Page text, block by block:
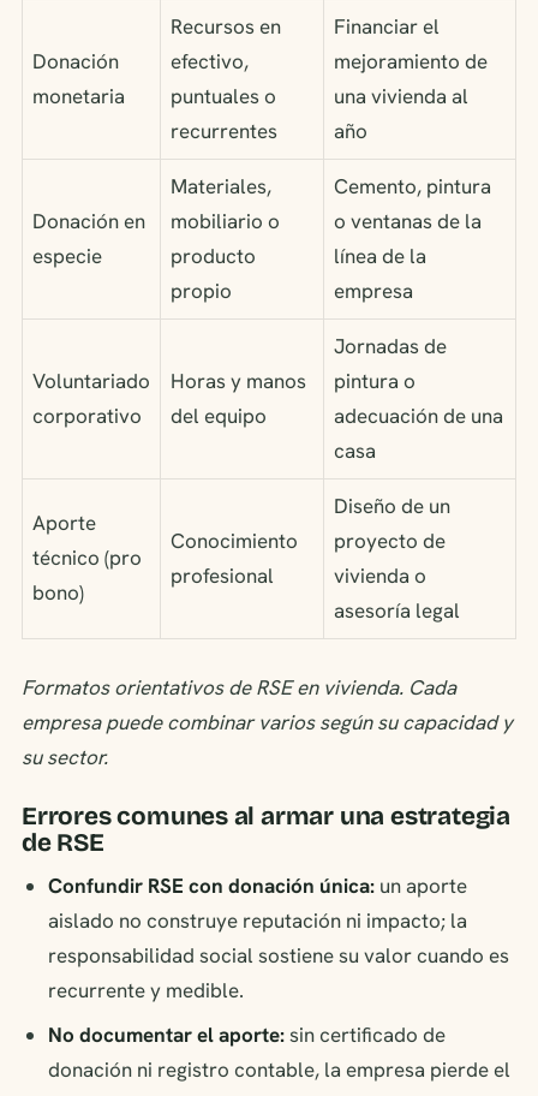
Donación
monetaria
Recursos en
efectivo,
puntuales o
recurrentes
Financiar el
mejoramiento de
una vivienda al
año
Donación en
especie
Materiales,
mobiliario o
producto
propio
Cemento, pintura
o ventanas de la
línea de la
empresa
Voluntariado
corporativo
Horas y manos
del equipo
Jornadas de
pintura o
adecuación de una
casa
Aporte
técnico (pro
bono)
Conocimiento
profesional
Diseño de un
proyecto de
vivienda o
asesoría legal
Formatos orientativos de RSE en vivienda. Cada
empresa puede combinar varios según su capacidad y
su sector.
Errores comunes al armar una estrategia
de RSE
Confundir RSE con donación única: un aporte
aislado no construye reputación ni impacto; la
responsabilidad social sostiene su valor cuando es
recurrente y medible.
No documentar el aporte:sin certificado de
donación ni registro contable, la empresa pierde el